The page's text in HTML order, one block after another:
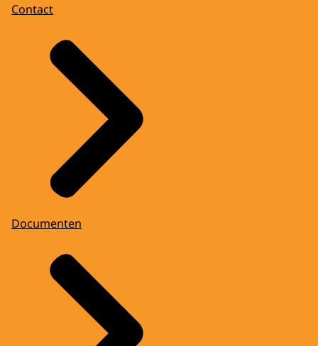
Contact
Documenten